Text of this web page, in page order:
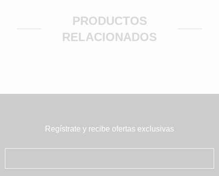
PRODUCTOS
RELACIONADOS
Regístrate y recibe ofertas exclusivas